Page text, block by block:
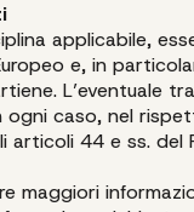
applicabile,
e, in
L’eventuale
ogni caso, nel
44 e ss.
maggiori